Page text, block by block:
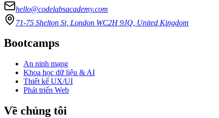
hello@codelabsacademy.com
71-75 Shelton St, London WC2H 9JQ, United Kingdom
Bootcamps
An ninh mạng
Khoa học dữ liệu & AI
Thiết kế UX/UI
Phát triển Web
Về chúng tôi